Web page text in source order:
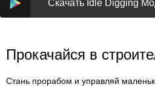
Скачать Idle Digging
Прокачайся в
Стань прорабом и управляй